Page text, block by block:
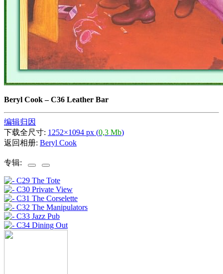
Beryl Cook–C36 Leather Bar
编辑归因
下载全尺寸: 1252×1094 px (0,3 Mb)
返回相册: Beryl Cook
专辑: